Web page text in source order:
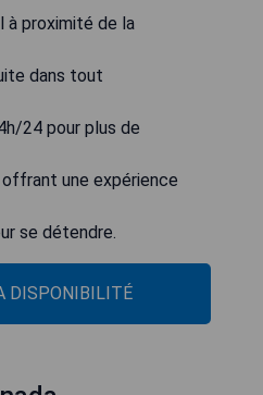
à proximité de la
dans tout
24 pour plus de
une expérience
se détendre.
DISPONIBILITÉ